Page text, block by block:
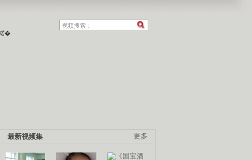
�
更多
最新视频集